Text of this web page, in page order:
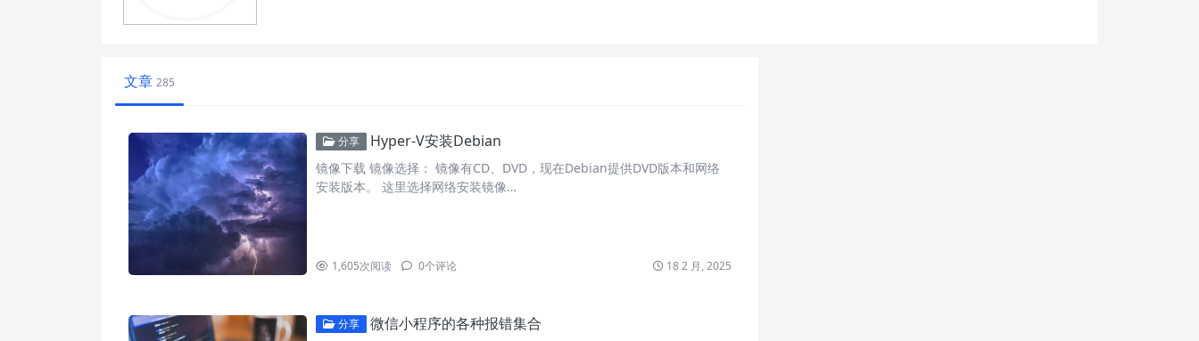
文章 285
分享 Hyper-V安装Debian
镜像下载 镜像选择： 镜像有CD、DVD，现在Debian提供DVD版本和网络
安装版本。 这里选择网络安装镜像…
1,605次阅读 0个评论 18 2 月, 2025
分享 微信小程序的各种报错集合